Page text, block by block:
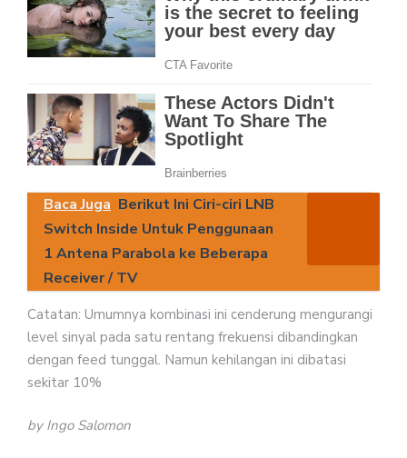
Baca Juga Berikut Ini Ciri-ciri LNB
Switch Inside Untuk Penggunaan
1 Antena Parabola ke Beberapa
Receiver / TV
Catatan: Umumnya kombinasi ini cenderung mengurangi
level sinyal pada satu rentang frekuensi dibandingkan
dengan feed tunggal. Namun kehilangan ini dibatasi
sekitar 10%
by Ingo Salomon